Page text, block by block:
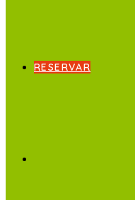
RESERVAR